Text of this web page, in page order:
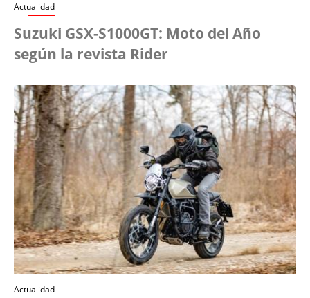
Actualidad
Suzuki GSX-S1000GT: Moto del Año
según la revista Rider
Actualidad